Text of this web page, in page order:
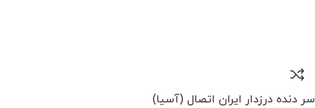
سر دنده درزدار ایران اتصال (آسیا)